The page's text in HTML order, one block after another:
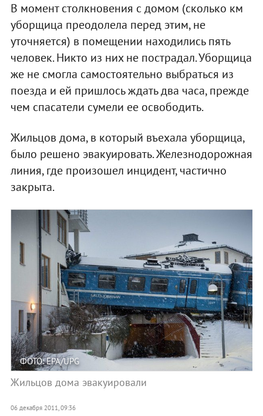
В момент столкновения с домом (сколько км
уборщица преодолела перед этим, не
уточняется) в помещении находились пять
человек. Никто из них не пострадал. Уборщица
же не смогла самостоятельно выбраться из
поезда и ей пришлось ждать два часа, прежде
чем спасатели сумели ее освободить.
Жильцов дома, в который въехала уборщица,
было решено эвакуировать. Железнодорожная
линия, где произошел инцидент, частично
закрыта.
ФОТО: EPA/UPG
Жильцов дома эвакуировали
06 декабря 2011, 09:36